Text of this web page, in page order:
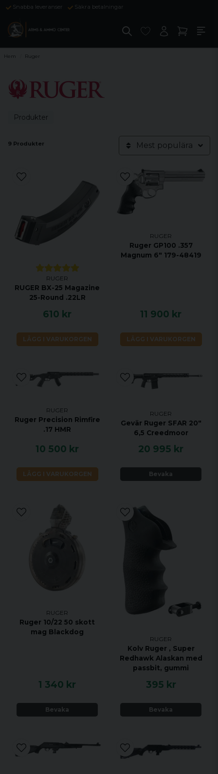
Snabba leveranser Säkra betalningar
Hem Ruger
Produkter
9 Produkter Mest populära
RUGER
RUGER BX-25 Magazine
25-Round .22LR
610 kr
LÄGG I VARUKORGEN
RUGER
Ruger GP100 .357
Magnum 6" 179-48419
11 900 kr
LÄGG I VARUKORGEN
RUGER
Ruger Precision Rimfire
.17 HMR
10 500 kr
LÄGG I VARUKORGEN
RUGER
Gevär Ruger SFAR 20"
6,5 Creedmoor
20 995 kr
Bevaka
RUGER
Ruger 10/22 50 skott
mag Blackdog
1 340 kr
Bevaka
RUGER
Kolv Ruger , Super
Redhawk Alaskan med
passbit, gummi
395 kr
Bevaka